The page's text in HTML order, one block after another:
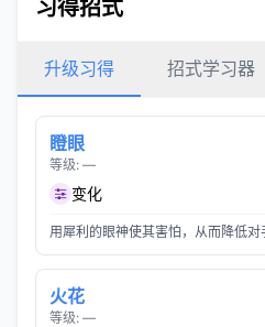
习得招式
升级习得 招式学习器
瞪眼
等级: —
变化
用犀利的眼神使其害怕，从而降低对
火花
等级: —